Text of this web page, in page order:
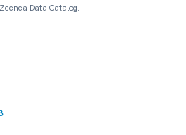
Data Catalog.